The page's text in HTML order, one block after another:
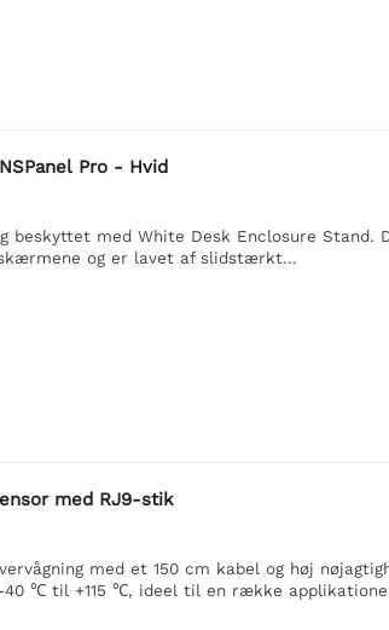
Pro - Hvid
beskyttet med White Desk Enclosure Stand.
og er lavet af slidstærkt...
med RJ9-stik
med et 150 cm kabel og høj
40 ℃ til +115 ℃, ideel til en række